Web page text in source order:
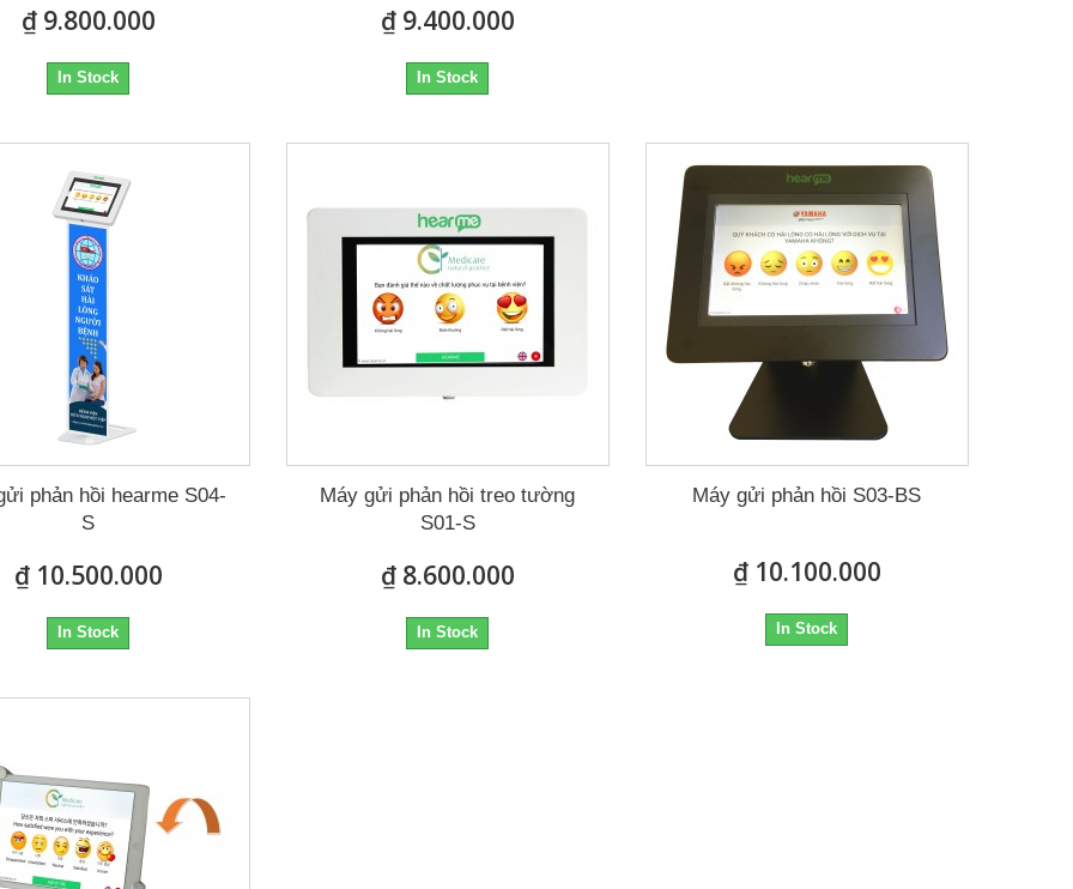
₫ 9.800.000
In Stock
₫ 9.400.000
In Stock
phản hồi hearme S04-
S
₫ 10.500.000
In Stock
Máy gửi phản hồi treo tường
S01-S
₫ 8.600.000
In Stock
Máy gửi phản hồi S03-BS
₫ 10.100.000
In Stock